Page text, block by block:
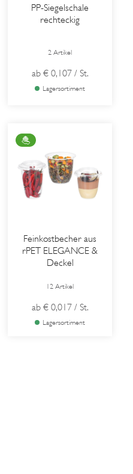
PP-Siegelschale
rechteckig
2 Artikel
ab € 0,107 / St.
Lagersortiment
Feinkostbecher aus
rPET ELEGANCE &
Deckel
12 Artikel
ab € 0,017 / St.
Lagersortiment